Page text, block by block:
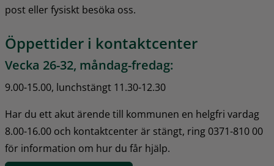
post eller fysiskt besöka oss.
Öppettider i kontaktcenter
Vecka 26-32, måndag-fredag:
9.00-15.00, lunchstängt 11.30-12.30
Har du ett akut ärende till kommunen en helgfri vardag
8.00-16.00 och kontaktcenter är stängt, ring 0371-810 00
för information om hur du får hjälp.